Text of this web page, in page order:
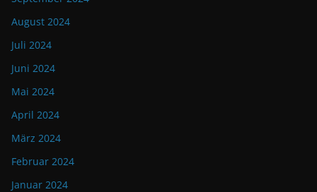
August 2024
Juli 2024
Juni 2024
Mai 2024
April 2024
März 2024
Februar 2024
Januar 2024